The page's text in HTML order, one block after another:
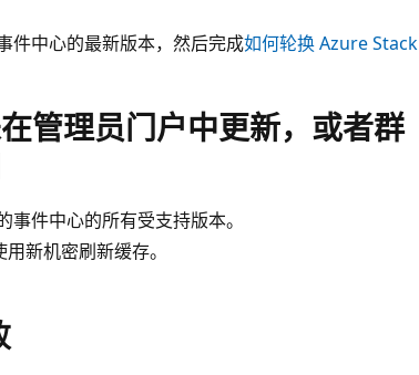
件中心的最新版本，然后完成如何轮换 Azure Stack
管理员门户中更新，或者群
件中心的所有受支持版本。
新机密刷新缓存。